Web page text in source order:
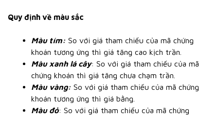
Quy định về màu sắc
Màu tím: So với giá tham chiếu của mã chứng
khoán tương ứng thì giá tăng cao kịch trần.
Màu xanh lá cây: So với giá tham chiếu của mã
chứng khoán thì giá tăng chưa chạm trần.
Màu vàng: So với giá tham chiếu của mã chứng
khoán tương ứng thì giá bằng.
Màu đỏ: So với giá tham chiếu của mã chứng